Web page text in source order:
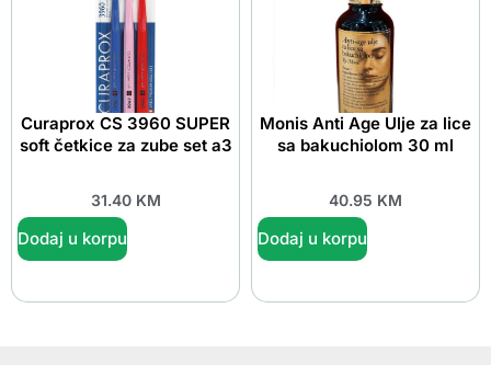
Curaprox CS 3960 SUPER
soft četkice za zube set a3
31.40 KM
Dodaj u korpu
Monis Anti Age Ulje za lice
sa bakuchiolom 30 ml
40.95 KM
Dodaj u korpu